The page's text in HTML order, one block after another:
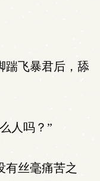
飞暴君后，舔
人吗？”
丝毫痛苦之